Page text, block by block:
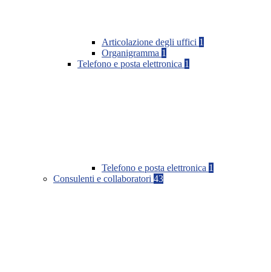
Articolazione degli uffici 1
Organigramma 1
Telefono e posta elettronica 1
Telefono e posta elettronica 1
Consulenti e collaboratori 43